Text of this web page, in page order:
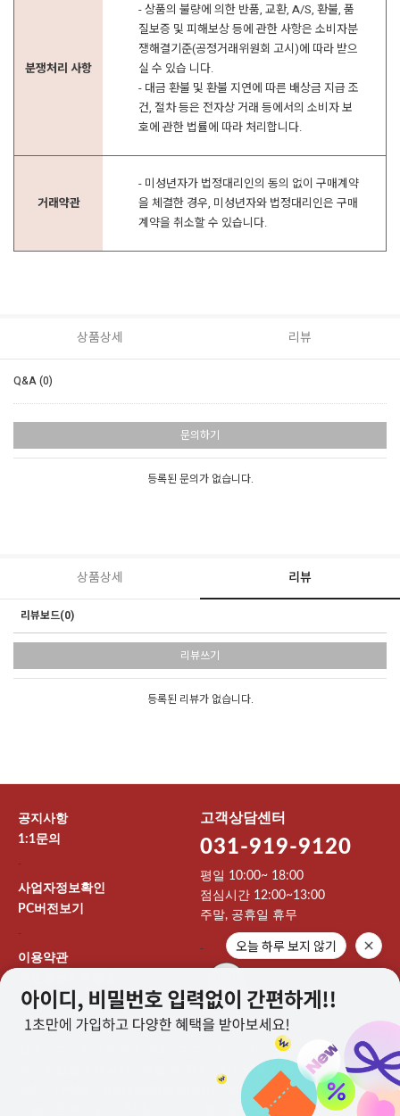
분쟁처리 사항
- 상품의 불량에 의한 반품, 교환, A/S, 환불, 품
질보증 및 피해보상 등에 관한 사항은 소비자분
쟁해결기준(공정거래위원회 고시)에 따라 받으
실 수 있습 니다.
- 대금 환불 및 환불 지연에 따른 배상금 지급 조
건, 절차 등은 전자상 거래 등에서의 소비자 보
호에 관한 법률에 따라 처리합니다.
거래약관
- 미성년자가 법정대리인의 동의 없이 구매계약
을 체결한 경우, 미성년자와 법정대리인은 구매
계약을 취소할 수 있습니다.
상품상세 리뷰
Q&A (0)
문의하기
등록된 문의가 없습니다.
상품상세 리뷰
리뷰보드(0)
리뷰쓰기
등록된 리뷰가 없습니다.
공지사항
1:1문의
-
사업자정보확인
PC버전보기
-
이용약관
이용안내
고객상담센터
031-919-9120
평일 10:00~ 18:00
점심시간 12:00~13:00
주말, 공휴일 휴무
-
상호 : 주식회사 912엔터테인먼트 대표 : 이기영
개인정보보호책임자 : 권오민 TEL : 031-919-9120
FAX : EMAIL : kpoptogether@naver.com
사업자등록번호 : 194-81-01147 통신판매업신고 : 제 2024-고양
오늘 하루 보지 않기